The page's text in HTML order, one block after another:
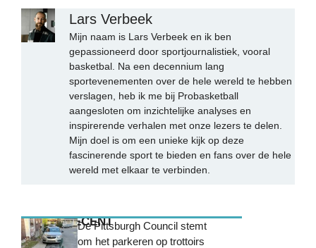
Lars Verbeek
Mijn naam is Lars Verbeek en ik ben
gepassioneerd door sportjournalistiek, vooral
basketbal. Na een decennium lang
sportevenementen over de hele wereld te hebben
verslagen, heb ik me bij Probasketball
aangesloten om inzichtelijke analyses en
inspirerende verhalen met onze lezers te delen.
Mijn doel is om een unieke kijk op deze
fascinerende sport te bieden en fans over de hele
wereld met elkaar te verbinden.
MEEST RECENTDe Pittsburgh Council stemt
om het parkeren op trottoirs